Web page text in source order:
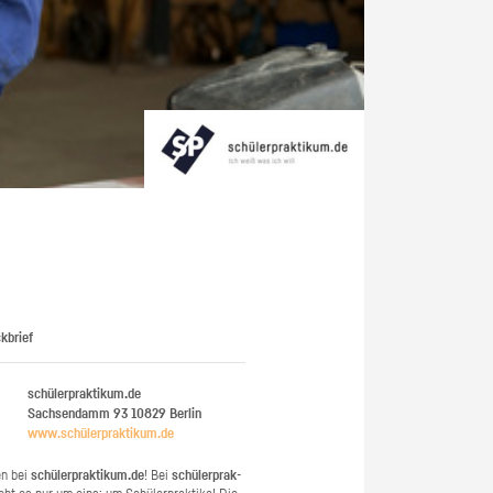
schülerpraktikum.de
Sachsendamm 93 10829 Berlin
www.​schüler​prak​tiku​m.​de
beischü­ler­prak­ti­kum.de! Beischü­ler­prak­